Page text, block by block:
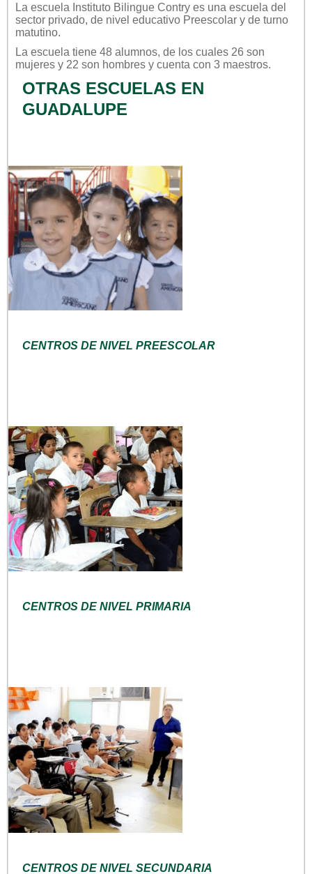
La escuela Instituto Bilingue Contry es una escuela del
sector privado, de nivel educativo Preescolar y de turno
matutino.
La escuela tiene 48 alumnos, de los cuales 26 son
mujeres y 22 son hombres y cuenta con 3 maestros.
OTRAS ESCUELAS EN
GUADALUPE
CENTROS DE NIVEL PREESCOLAR
CENTROS DE NIVEL PRIMARIA
CENTROS DE NIVEL SECUNDARIA